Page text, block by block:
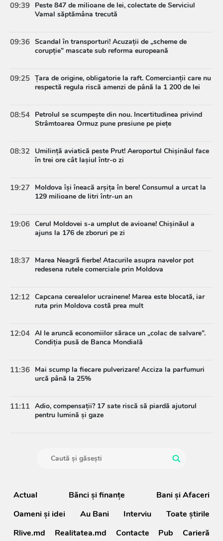
09:39 Peste 847 de milioane de lei, colectate de Serviciul
Vamal săptămâna trecută
09:36 Scandal în transporturi! Acuzații de „scheme de
corupție” mascate sub reforma europeană
09:25 Țara de origine, obligatorie la raft. Comercianții care nu
respectă regula riscă amenzi de până la 1 200 de lei
08:54 Petrolul se scumpește din nou. Incertitudinea privind
Strâmtoarea Ormuz pune presiune pe piețe
08:32 Umilință aviatică peste Prut! Aeroportul Chișinăul face
în trei ore cât Iașiul într-o zi
19:27 Moldova își îneacă arșița în bere! Consumul a urcat la
129 milioane de litri într-un an
19:06 Cerul Moldovei s-a umplut de avioane! Chișinăul a
ajuns la 176 de zboruri pe zi
18:37 Marea Neagră fierbe! Atacurile asupra navelor pot
redesena rutele comerciale prin Moldova
12:12 Capcana cerealelor ucrainene! Marea este blocată, iar
ruta prin Moldova costă prea mult
12:04 AI le aruncă economiilor sărace un „colac de salvare”.
Condiția pusă de Banca Mondială
11:36 Mai scump la fiecare pulverizare! Acciza la parfumuri
urcă până la 25%
11:11 Adio, compensații? 17 sate riscă să piardă ajutorul
pentru lumină și gaze
Actual Bănci şi finanţe
Bani și Afaceri
Oameni şi idei
Au Bani Interviu
Toate știrile
Rlive.md
Realitatea.md Contacte Pub Carieră